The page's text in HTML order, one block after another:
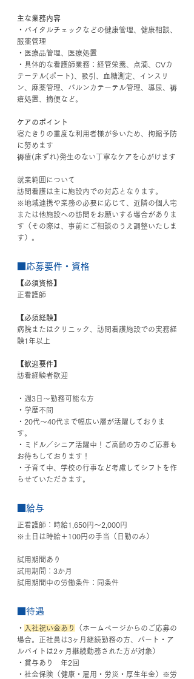
主な業務内容
・バイタルチェックなどの健康管理、健康相談、
服薬管理
・医療品管理、医療処置
・具体的な看護師業務：経管栄養、点滴、CVカ
テーテル(ポート)、吸引、血糖測定、インスリ
ン、麻薬管理、バルンカテーテル管理、導尿、褥
瘡処置、摘便など。
ケアのポイント
寝たきりの重度な利用者様が多いため、拘縮予防
に努めます
褥瘡(床ずれ)発生のない丁寧なケアを心がけます
就業範囲について
訪問看護は主に施設内での対応となります。
※地域連携や業務の必要に応じて、近隣の個人宅
または他施設への訪問をお願いする場合がありま
す（その際は、事前にご相談のうえ調整いたしま
す）。
■応募要件・資格
【必須資格】
正看護師
【必須経験】
病院またはクリニック、訪問看護施設での実務経
験1年以上
【歓迎要件】
訪看経験者歓迎
・週3日～勤務可能な方
・学歴不問
・20代〜40代まで幅広い層が活躍しておりま
す。
・ミドル／シニア活躍中！ご高齢の方のご応募も
お待ちしております！
・子育て中、学校の行事など考慮してシフトを作
らせていただきます。
■給与
正看護師：時給1,650円～2,000円
※土日は時給＋100円の手当（日勤のみ）
試用期間あり
試用期間：3か月
試用期間中の労働条件：同条件
■待遇
・ 入社祝い金あり
（ホームページからのご応募の
場合。正社員は3ヶ月継続勤務の方、パート・ア
ルバイトは2ヶ月継続勤務された方が対象）
・賞与あり　年2回
・社会保険（健康・雇用・労災・厚生年金）※労